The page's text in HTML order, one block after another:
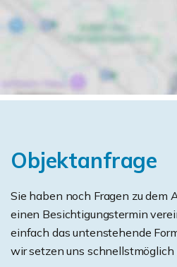
Objektanfrage
Sie haben noch Fragen zu dem
einen Besichtigungstermin
einfach das untenstehende
wir setzen uns